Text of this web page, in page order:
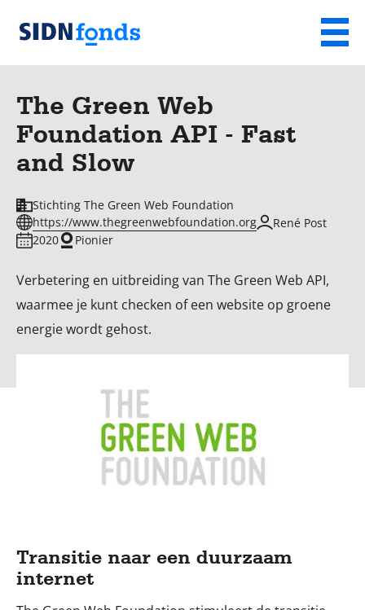
Sla de navigatie over en ga naar de inhoud
SIDN
fonds
Menu
The Green Web
Foundation API - Fast
and Slow
Stichting The Green Web Foundation
https://www.thegreenwebfoundation.org
René Post
2020
Pionier
Verbetering en uitbreiding van The Green Web API,
waarmee je kunt checken of een website op groene
energie wordt gehost.
Transitie naar een duurzaam
internet